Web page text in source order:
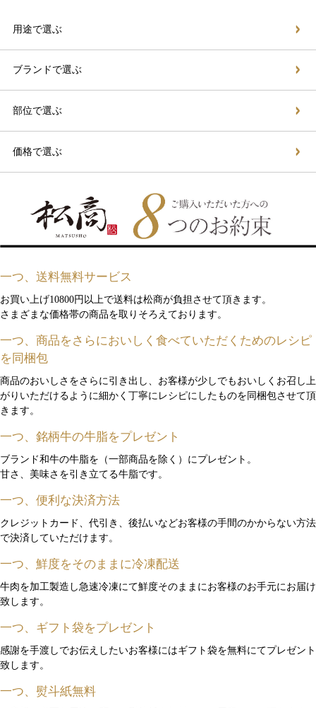
用途で選ぶ
ブランドで選ぶ
部位で選ぶ
価格で選ぶ
一つ、送料無料サービス
お買い上げ10800円以上で送料は松商が負担させて頂きます。
さまざまな価格帯の商品を取りそろえております。
一つ、商品をさらにおいしく食べていただくためのレシピ
を同梱包
商品のおいしさをさらに引き出し、お客様が少しでもおいしくお召し上
がりいただけるように細かく丁寧にレシピにしたものを同梱包させて頂
きます。
一つ、銘柄牛の牛脂をプレゼント
ブランド和牛の牛脂を（一部商品を除く）にプレゼント。
甘さ、美味さを引き立てる牛脂です。
一つ、便利な決済方法
クレジットカード、代引き、後払いなどお客様の手間のかからない方法
で決済していただけます。
一つ、鮮度をそのままに冷凍配送
牛肉を加工製造し急速冷凍にて鮮度そのままにお客様のお手元にお届け
致します。
一つ、ギフト袋をプレゼント
感謝を手渡しでお伝えしたいお客様にはギフト袋を無料にてプレゼント
致します。
一つ、熨斗紙無料